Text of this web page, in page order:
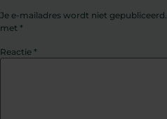
Je e-mailadres wordt niet gepubliceerd.
met *
Reactie *